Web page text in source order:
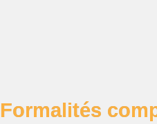
Formalités